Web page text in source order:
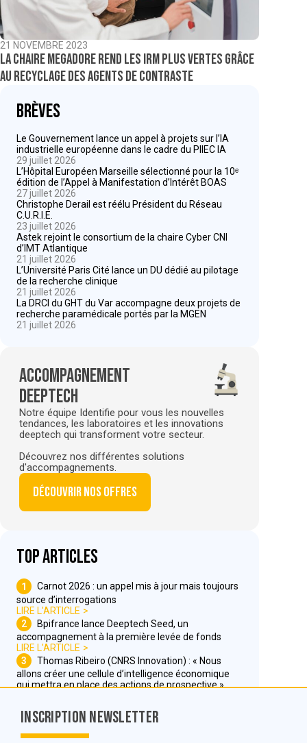
21 NOVEMBRE 2023
La chaire MeGadoRe rend les IRM plus vertes grâce
au recyclage des agents de contraste
Brèves
Le Gouvernement lance un appel à projets sur l’IA
industrielle européenne dans le cadre du PIIEC IA
29 juillet 2026
L’Hôpital Européen Marseille sélectionné pour la 10ᵉ
édition de l’Appel à Manifestation d’Intérêt BOAS
27 juillet 2026
Christophe Derail est réélu Président du Réseau
C.U.R.I.E.
23 juillet 2026
Astek rejoint le consortium de la chaire Cyber CNI
d’IMT Atlantique
21 juillet 2026
L’Université Paris Cité lance un DU dédié au pilotage
de la recherche clinique
21 juillet 2026
La DRCI du GHT du Var accompagne deux projets de
recherche paramédicale portés par la MGEN
21 juillet 2026
Accompagnement
deeptech
Notre équipe Identifie pour vous les nouvelles
tendances, les laboratoires et les innovations
deeptech qui transforment votre secteur.
Découvrez nos différentes solutions
d'accompagnements.
Découvrir nos offres
Top articles
1
Carnot 2026 : un appel mis à jour mais toujours
source d’interrogations
LIRE L'ARTICLE
2
Bpifrance lance Deeptech Seed, un
accompagnement à la première levée de fonds
LIRE L'ARTICLE
3
Thomas Ribeiro (CNRS Innovation) : « Nous
allons créer une cellule d’intelligence économique
qui mettra en place des actions de prospective »
Inscription Newsletter